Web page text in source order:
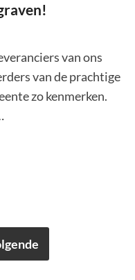
van ons
van de prachtige
zo kenmerken.